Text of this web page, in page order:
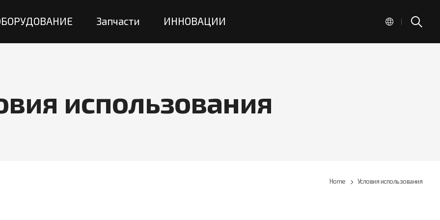
Запчасти ИННОВАЦИИ
использования
Home Условия использования